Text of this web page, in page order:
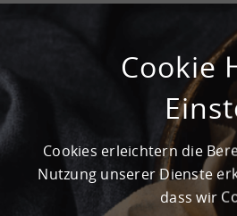
Logistikstandorte in Deutschland.
steigt weiterhin in seiner
an umliegende Regionen.
Top-Logistikregion klassifiziert.
5.900 m² und ist optimal zur
Tore statt
stehen in ausreichender
Cookie
Cookies erleichtern die
Nutzung unserer Dienste
dass wir